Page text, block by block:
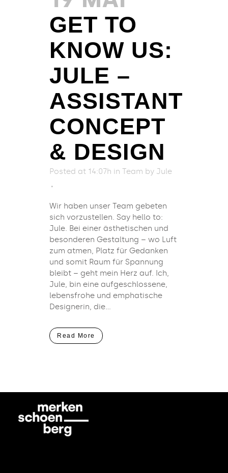
GET TO
KNOW US:
JULE –
ASSISTANT
CONCEPT
& DESIGN
Posted at 14:07h in Team by Jule
Wir haben unser Team gebeten
sich vorzustellen. Say hello to:
Jule. Bei einer ästhetischen und
besonderen Gestaltung – wo Luft
zum atmen, Platz für Gedanken
und somit Raum für Spannung
bleibt – geht mein Herz auf. Ich,
Jule, bin eine aufgeschlossene,
lebensfrohe und emphatische
Designerin, die...
Read More